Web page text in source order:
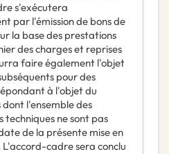
s'exécutera
par l'émission de bons de
la base des prestations
des charges et reprises
faire également l'objet
pour des
à l'objet du
l'ensemble des
techniques ne sont pas
de la présente mise en
L'accord-cadre sera conclu